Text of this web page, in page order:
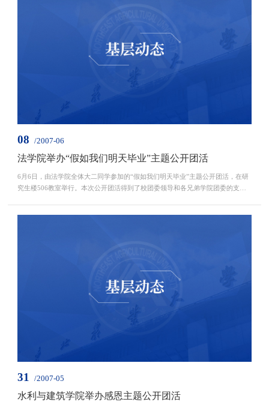
08 /2007-06
法学院举办“假如我们明天毕业”主题公开团活
6月6日，由法学院全体大二同学参加的“假如我们明天毕业”主题公开团活，在研
究生楼506教室举行。本次公开团活得到了校团委领导和各兄弟学院团委的支
31 /2007-05
水利与建筑学院举办感恩主题公开团活